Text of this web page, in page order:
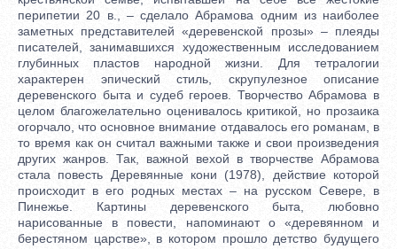
перипетии 20 в., – сделало Абрамова одним из наиболее
заметных представителей «деревенской прозы» – плеяды
писателей, занимавшихся художественным исследованием
глубинных пластов народной жизни. Для тетралогии
характерен эпический стиль, скрупулезное описание
деревенского быта и судеб героев. Творчество Абрамова в
целом благожелательно оценивалось критикой, но прозаика
огорчало, что основное внимание отдавалось его романам, в
то время как он считал важными также и свои произведения
других жанров. Так, важной вехой в творчестве Абрамова
стала повесть Деревянные кони (1978), действие которой
происходит в его родных местах – на русском Севере, в
Пинежье. Картины деревенского быта, любовно
нарисованные в повести, напоминают о «деревянном и
берестяном царстве», в котором прошло детство будущего